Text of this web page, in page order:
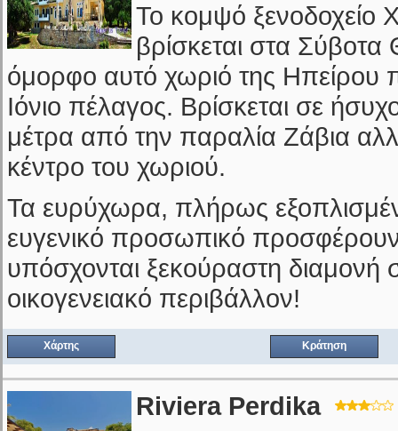
Το κομψό ξενοδοχείο
βρίσκεται στα
όμορφο αυτό χωριό της Ηπείρου
Ιόνιο πέλαγος. Βρίσκεται σε
μέτρα από την παραλία Ζάβια
κέντρο του χωριού.
Τα ευρύχωρα, πλήρως
ευγενικό προσωπικό προσφέρουν
υπόσχονται ξεκούραστη διαμονή
οικογενειακό περιβάλλον!
Χάρτης Κράτηση
Riviera Perdika